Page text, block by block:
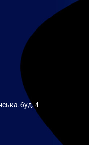
буд. 4